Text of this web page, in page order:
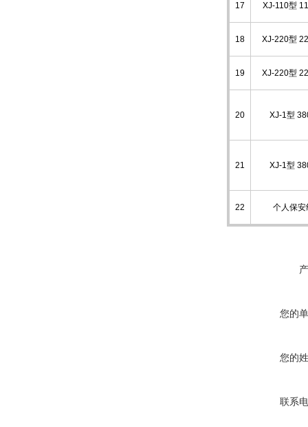
17 XJ-110型
18 XJ-220型
19 XJ-220型
20 XJ-1型
21 XJ-1型
22 个人保安
您的
您的
联系